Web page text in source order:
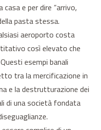
e per dire “arrivo,
pasta stessa.
aeroporto costa
così elevato che
esempi banali
tra la mercificazione in
e la destrutturazione dei
di una società fondata